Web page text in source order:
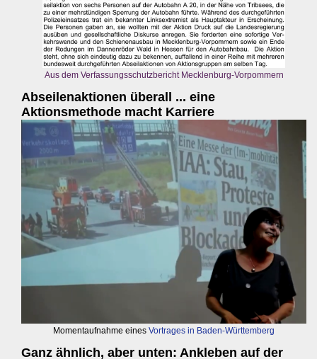
Aus dem Verfassungsschutzbericht Mecklenburg-Vorpommern
Abseilenaktionen überall ... eine
Aktionsmethode macht Karriere
Momentaufnahme einesVortrages in Baden-Württemberg
Ganz ähnlich, aber unten: Ankleben auf der